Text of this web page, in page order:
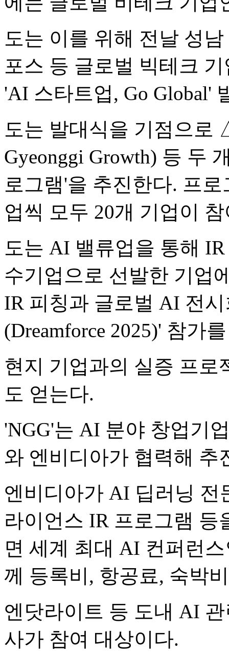
도는 이를 위해 전날 성
포스 등 글로벌 빅테크
'AI 스타트업, Go Global'
도는 발대식을 기점으
Gyeonggi Growth) 등 두
로그램'을 추진한다. 프
업씩 모두 20개 기업이
도는 AI 밸류업을 통해
수기업으로 선발한 기업
IR 피칭과 글로벌 AI 전
(Dreamforce 2025)' 참가
현지 기업과의 실증 프
도 얻는다.
'NGG'는 AI 분야 창업기
와 엔비디아가 협력해 추
엔비디아가 AI 딥러닝 전
라이언스 IR 프로그램 등
면 세계 최대 AI 컨퍼런
께 등록비, 항공료, 숙박
엔닷라이트 등 도내 AI
사가 참여 대상이다.